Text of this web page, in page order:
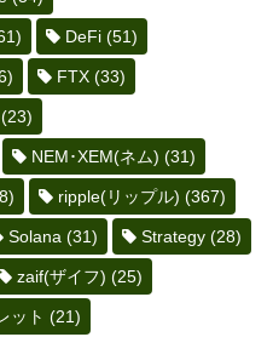
DeFi (51)
FTX (33)
(23)
NEM･XEM(ネム) (31)
ripple(リップル) (367)
Solana (31) Strategy (28)
zaif(ザイフ) (25)
ット (21)